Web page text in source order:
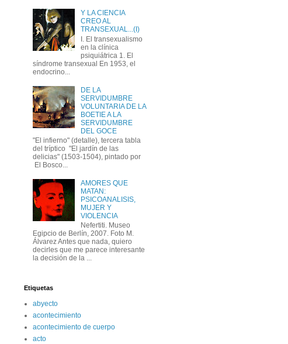
Y LA CIENCIA
CREO AL
TRANSEXUAL...(I)
I. El transexualismo
en la clínica
psiquiátrica 1. El
síndrome transexual En 1953, el
endocrino...
DE LA
SERVIDUMBRE
VOLUNTARIA DE LA
BOETIE A LA
SERVIDUMBRE
DEL GOCE
"El infierno" (detalle), tercera tabla
del tríptico "El jardín de las
delicias" (1503-1504), pintado por
El Bosco...
AMORES QUE
MATAN:
PSICOANALISIS,
MUJER Y
VIOLENCIA
Nefertiti. Museo
Egipcio de Berlín, 2007. Foto M.
Álvarez Antes que nada, quiero
decirles que me parece interesante
la decisión de la ...
Etiquetas
abyecto
acontecimiento
acontecimiento de cuerpo
acto